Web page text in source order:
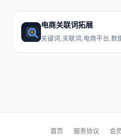
电商关联词拓展
关键词,关联词,电商平台,数
首页 服务协议 会